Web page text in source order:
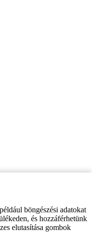
böngészési adatokat
és hozzáférhetünk
elutasítása gombok